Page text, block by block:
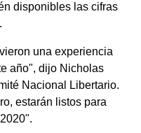
disponibles las cifras
una experiencia
año", dijo Nicholas
Nacional Libertario.
estarán listos para